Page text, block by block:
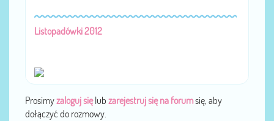
Listopadówki 2012
Prosimyzaloguj sięlub zarejestruj się na forumsię, aby
dołączyć do rozmowy.